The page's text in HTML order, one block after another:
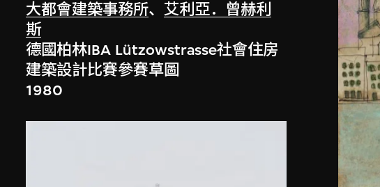
大都會建築事務所、艾利亞．曾赫利
斯
德國柏林IBA Lützowstrasse社會住房
建築設計比賽參賽草圖
1980